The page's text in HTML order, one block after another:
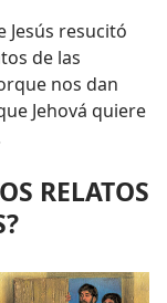
Jesús resucitó
de las
nos dan
Jehová quiere
RELATOS